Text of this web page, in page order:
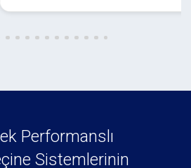
Performanslı
Sistemlerinin